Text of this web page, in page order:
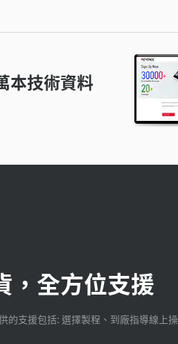
本技術資料
，全方位支援
的支援包括: 選擇製程、到廠指導線上操